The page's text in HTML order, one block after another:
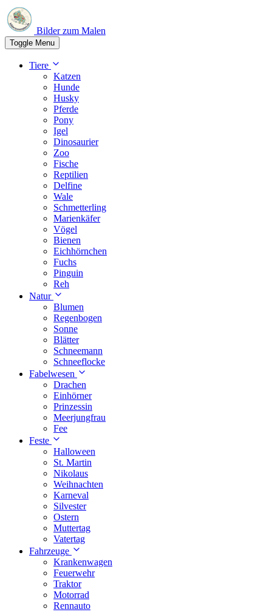
Bilder zum Malen
Toggle Menu
Tiere
Katzen
Hunde
Husky
Pferde
Pony
Igel
Dinosaurier
Zoo
Fische
Reptilien
Delfine
Wale
Schmetterling
Marienkäfer
Vögel
Bienen
Eichhörnchen
Fuchs
Pinguin
Reh
Natur
Blumen
Regenbogen
Sonne
Blätter
Schneemann
Schneeflocke
Fabelwesen
Drachen
Einhörner
Prinzessin
Meerjungfrau
Fee
Feste
Halloween
St. Martin
Nikolaus
Weihnachten
Karneval
Silvester
Ostern
Muttertag
Vatertag
Fahrzeuge
Krankenwagen
Feuerwehr
Traktor
Motorrad
Rennauto